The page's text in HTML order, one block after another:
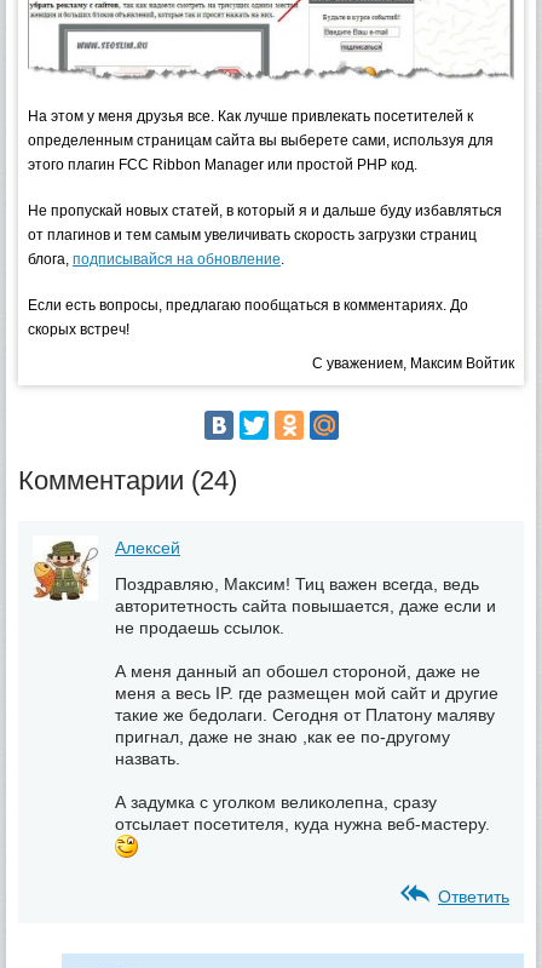
На этом у меня друзья все. Как лучше привлекать посетителей к
определенным страницам сайта вы выберете сами, используя для
этого плагин FCC Ribbon Manager или простой PHP код.
Не пропускай новых статей, в который я и дальше буду избавляться
от плагинов и тем самым увеличивать скорость загрузки страниц
блога, подписывайся на обновление
Если есть вопросы, предлагаю пообщаться в комментариях. До
скорых встреч!
С уважением, Максим Войтик
Комментарии (24)
Алексей
Поздравляю, Максим! Тиц важен всегда, ведь
авторитетность сайта повышается, даже если и
не продаешь ссылок.
А меня данный ап обошел стороной, даже не
меня а весь IP. где размещен мой сайт и другие
такие же бедолаги. Сегодня от Платону маляву
пригнал, даже не знаю ,как ее по-другому
назвать.
А задумка с уголком великолепна, сразу
отсылает посетителя, куда нужна веб-мастеру.
Ответить